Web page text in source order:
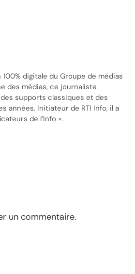
digitale du Groupe de médias
des médias, ce journaliste
supports classiques et des
années. Initiateur de RTI Info, il a
de l’Info ».
un commentaire.